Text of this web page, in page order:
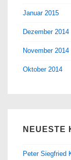
Januar 2015
Dezember 2014
November 2014
Oktober 2014
NEUESTE
Peter Siegfried